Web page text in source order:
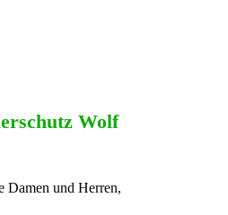
Wolf
Damen und Herren,